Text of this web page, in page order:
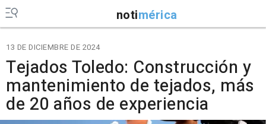
notimérica
13 DE DICIEMBRE DE 2024
Tejados Toledo: Construcción y
mantenimiento de tejados, más
de 20 años de experiencia